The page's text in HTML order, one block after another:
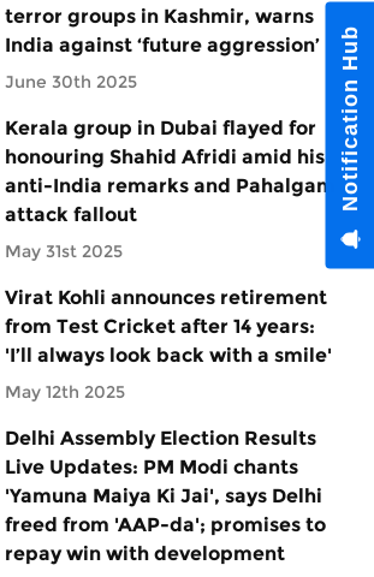
terror groups in Kashmir, warns
India against ‘future aggression’
June 30th 2025
Kerala group in Dubai flayed for
honouring Shahid Afridi amid his
anti-India remarks and Pahalgam
attack fallout
May 31st 2025
Virat Kohli announces retirement
from Test Cricket after 14 years:
'I’ll always look back with a smile'
May 12th 2025
Delhi Assembly Election Results
Live Updates: PM Modi chants
'Yamuna Maiya Ki Jai', says Delhi
freed from 'AAP-da'; promises to
repay win with development
Notification Hub